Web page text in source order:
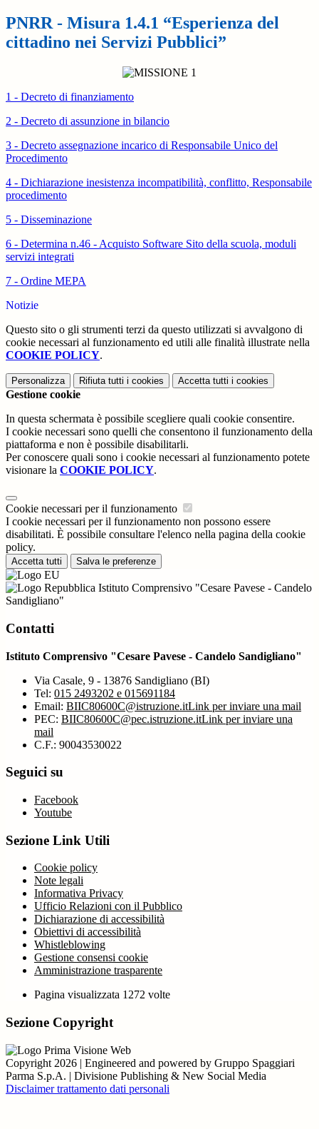
PNRR - Misura 1.4.1 “Esperienza del
cittadino nei Servizi Pubblici”
1 - Decreto di finanziamento
2 - Decreto di assunzione in bilancio
3 - Decreto assegnazione incarico di Responsabile Unico del
Procedimento
4 - Dichiarazione inesistenza incompatibilità, conflitto, Responsabile
procedimento
5 - Disseminazione
6 - Determina n.46 - Acquisto Software Sito della scuola, moduli
servizi integrati
7 - Ordine MEPA
Notizie
Questo sito o gli strumenti terzi da questo utilizzati si avvalgono di
cookie necessari al funzionamento ed utili alle finalità illustrate nella
COOKIE POLICY.
Personalizza Rifiuta tutti i cookies Accetta tutti i cookies
Gestione cookie
In questa schermata è possibile scegliere quali cookie consentire.
I cookie necessari sono quelli che consentono il funzionamento della
piattaforma e non è possibile disabilitarli.
Per conoscere quali sono i cookie necessari al funzionamento potete
visionare la COOKIE POLICY.
Cookie necessari per il funzionamento
I cookie necessari per il funzionamento non possono essere
disabilitati. È possibile consultare l'elenco nella pagina della cookie
policy.
Accetta tutti Salva le preferenze
Istituto Comprensivo "Cesare Pavese - Candelo
Sandigliano"
Contatti
Istituto Comprensivo "Cesare Pavese - Candelo Sandigliano"
Via Casale, 9 - 13876 Sandigliano (BI)
Tel: 015 2493202 e 015691184
Email: BIIC80600C@istruzione.itLink per inviare una mail
PEC: BIIC80600C@pec.istruzione.itLink per inviare una
mail
C.F.: 90043530022
Seguici su
Facebook
Youtube
Sezione Link Utili
Cookie policy
Note legali
Informativa Privacy
Ufficio Relazioni con il Pubblico
Dichiarazione di accessibilità
Obiettivi di accessibilità
Whistleblowing
Gestione consensi cookie
Amministrazione trasparente
Pagina visualizzata 1272 volte
Sezione Copyright
Copyright 2026 | Engineered and powered by Gruppo Spaggiari
Parma S.p.A. | Divisione Publishing & New Social Media
Disclaimer trattamento dati personali